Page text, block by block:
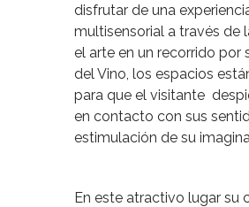
disfrutar de una
multisensorial a través de
el arte en un recorrido por
del Vino, los espacios
para que el visitante
en contacto con sus
estimulación de su
En este atractivo lugar su